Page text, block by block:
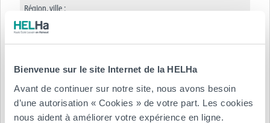
Bienvenue sur le site Internet de la HELHa
Avant de continuer sur notre site, nous avons besoin
d’une autorisation « Cookies » de votre part. Les cookies
nous aident à améliorer votre expérience en ligne.
Région, ville :
Réf.: N/A